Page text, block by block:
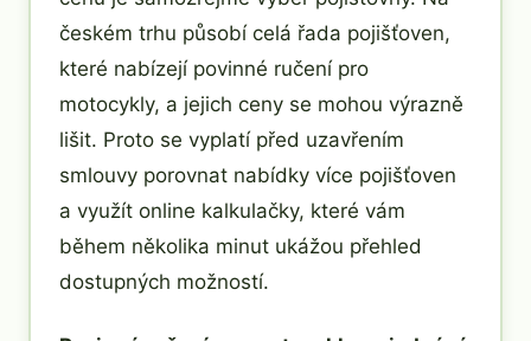
českém trhu působí celá řada pojišťoven,
které nabízejí povinné ručení pro
motocykly, a jejich ceny se mohou výrazně
lišit. Proto se vyplatí před uzavřením
smlouvy porovnat nabídky více pojišťoven
a využít online kalkulačky, které vám
během několika minut ukážou přehled
dostupných možností.